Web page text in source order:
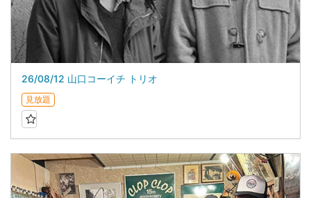
26/08/12 山口コーイチ トリオ
見放題